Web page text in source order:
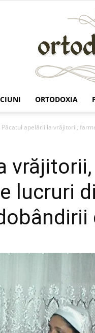
ORTODOXIA
Păcatul apelării la vrăjitorii,
lucruri